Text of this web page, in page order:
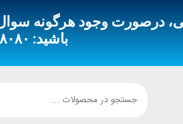
درصورت وجود هرگونه سوال
باشید: